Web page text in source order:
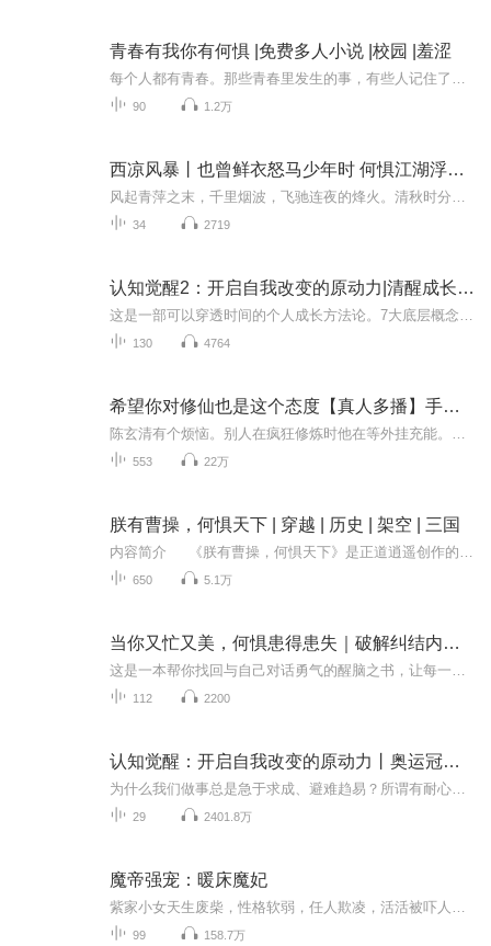
青春有我你有何惧 |免费多人小说 |校园 |羞涩
90 1.2万
西凉风暴丨也曾鲜衣怒马少年时 何惧江湖浮沉催白发
34 2719
认知觉醒2：开启自我改变的原动力|清醒成长何惧焦虑
130 4764
希望你对修仙也是这个态度【真人多播】手握修改器|修仙有何惧
553 22万
朕有曹操，何惧天下 | 穿越 | 历史 | 架空 | 三国
650 5.1万
当你又忙又美，何惧患得患失｜破解纠结内耗、拎不清的迷茫、玻璃心敏感与想太多的焦虑
112 2200
认知觉醒：开启自我改变的原动力丨奥运冠军许昕推荐丨深度学习应用，锐意身心改变：提升自控力、专注力、学习力丨清醒成长进步，何惧焦虑迷茫
29 2401.8万
魔帝强宠：暖床魔妃
99 158.7万